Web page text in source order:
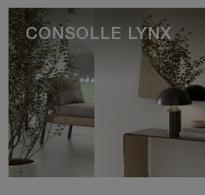
CONSOLLE LYNX